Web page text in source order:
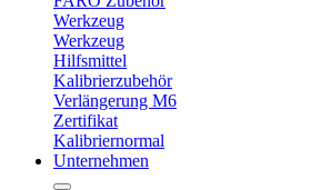
Werkzeug
Werkzeug
Hilfsmittel
Kalibrierzubehör
Verlängerung M6
Zertifikat
Kalibriernormal
Unternehmen